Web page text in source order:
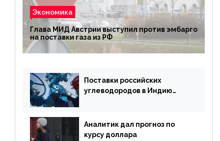
Экономика
Глава МИД Австрии выступил против эмбарго
на поставки газа из РФ
Поставки российских
углеводородов в Индию
Аналитик дал прогноз по
курсу доллара